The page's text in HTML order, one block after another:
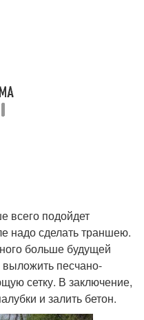
всего подойдет
надо сделать траншею.
больше будущей
песчано-
сетку. В заключение,
и залить бетон.